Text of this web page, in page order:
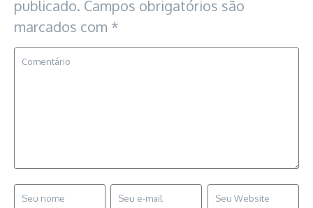
publicado. Campos obrigatórios são
marcados com *